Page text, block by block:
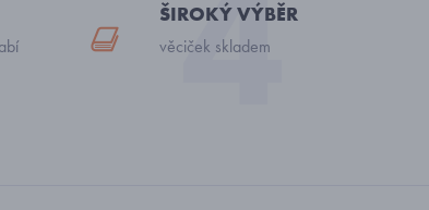
ŠIROKÝ VÝBĚR
věciček skladem